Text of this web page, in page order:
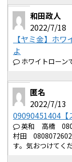
和田政人
2022/7/18
【ヤミ金】ホ
よ
ホワイトローン
匿名
2022/7/13
09090451404【
英和 高橋
村田
す。気おつけてく